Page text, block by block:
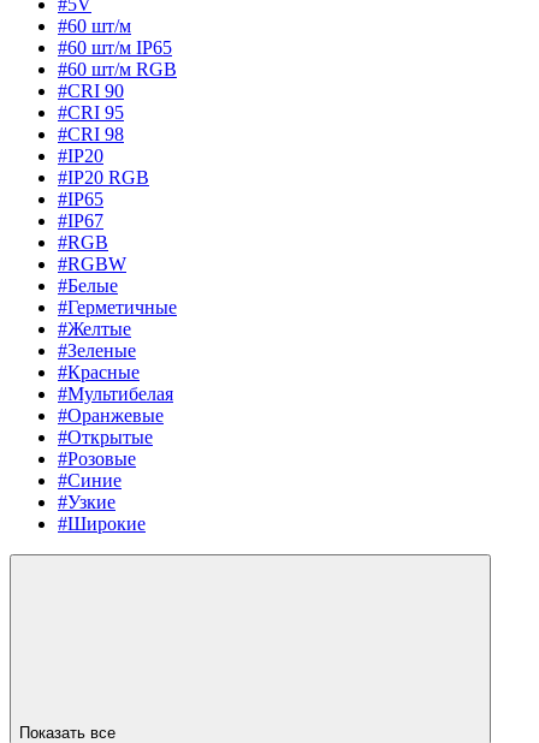
#60 шт/м
#60 шт/м IP65
#60 шт/м RGB
#CRI 90
#CRI 95
#CRI 98
#IP20
#IP20 RGB
#IP65
#IP67
#RGB
#RGBW
#Белые
#Герметичные
#Желтые
#Зеленые
#Красные
#Мультибелая
#Оранжевые
#Открытые
#Розовые
#Синие
#Узкие
#Широкие
Показать все